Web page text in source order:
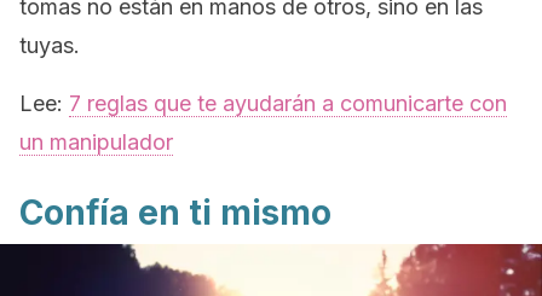
tomas no están en manos de otros, sino en las
tuyas.
Lee: 7 reglas que te ayudarán a comunicarte con
un manipulador
Confía en ti mismo